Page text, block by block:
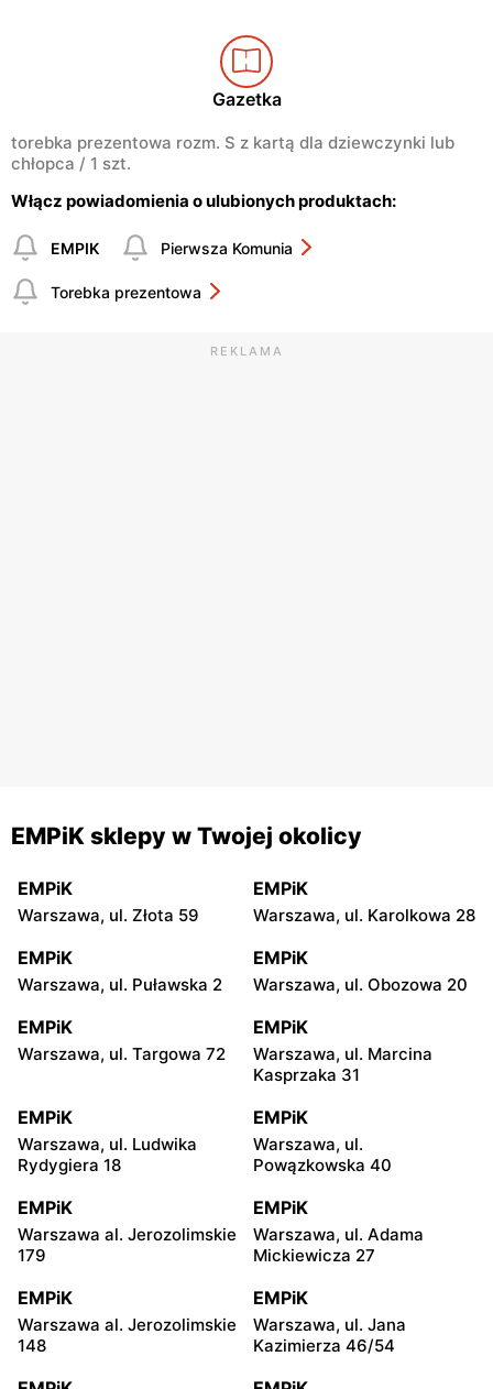
Gazetka
torebka prezentowa rozm. S z kartą dla dziewczynki lub
chłopca / 1 szt.
Włącz powiadomienia o ulubionych produktach:
EMPIK Pierwsza Komunia
Torebka prezentowa
REKLAMA
EMPiK sklepy w Twojej okolicy
EMPiK
Warszawa, ul. Złota 59
EMPiK
Warszawa, ul. Karolkowa 28
EMPiK
Warszawa, ul. Puławska 2
EMPiK
Warszawa, ul. Obozowa 20
EMPiK
Warszawa, ul. Targowa 72
EMPiK
Warszawa, ul. Marcina
Kasprzaka 31
EMPiK
Warszawa, ul. Ludwika
Rydygiera 18
EMPiK
Warszawa, ul.
Powązkowska 40
EMPiK
Warszawa al. Jerozolimskie
179
EMPiK
Warszawa, ul. Adama
Mickiewicza 27
EMPiK
Warszawa al. Jerozolimskie
148
EMPiK
Warszawa, ul. Jana
Kazimierza 46/54